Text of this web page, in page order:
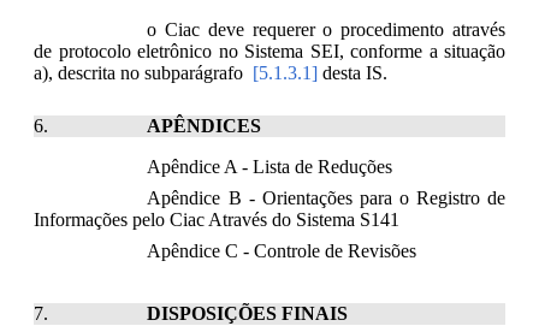
o Ciac deve requerer o procedimento através
de protocolo eletrônico no Sistema SEI, conforme a situação
a), descrita no subparágrafo [5.1.3.1] desta IS.
APÊNDICES
Apêndice A - Lista de Reduções
Apêndice B - Orientações para o Registro de
Informações pelo Ciac Através do Sistema S141
Apêndice C - Controle de Revisões
DISPOSIÇÕES FINAIS